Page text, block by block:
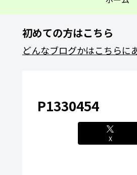
初めての方はこちら
どんなブログかはこちらに
P1330454
X